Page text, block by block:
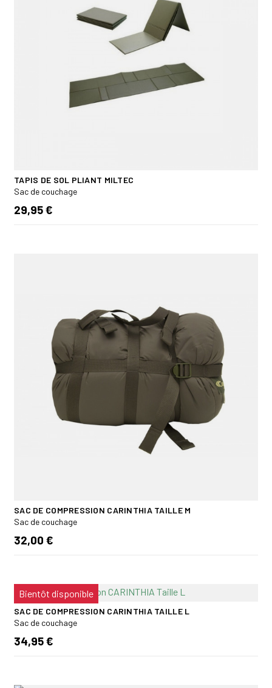
TAPIS DE SOL PLIANT MILTEC
Sac de couchage
29,95 €
SAC DE COMPRESSION CARINTHIA TAILLE M
Sac de couchage
32,00 €
Bientôt disponible
SAC DE COMPRESSION CARINTHIA TAILLE L
Sac de couchage
34,95 €